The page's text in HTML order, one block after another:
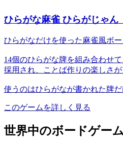
ひらがな麻雀 ひらがじゃん
ひらがなだけを使った麻雀風ボー
14個のひらがな牌を組み合わせ
採用され、ことば作りの楽しさが
使うのはひらがなが書かれた牌
このゲームを詳しく見る
世界中のボードゲー